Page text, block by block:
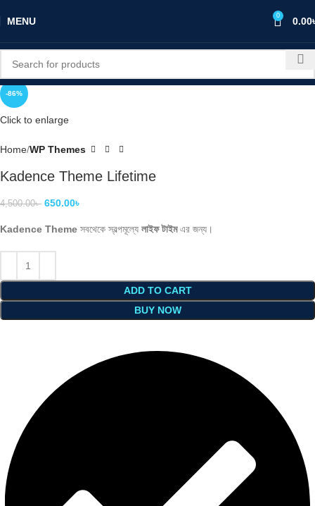
MENU 0 0.00
-86%
Click to enlarge
Home WP Themes
Kadence Theme Lifetime
4,500.00৳ 650.00৳
Kadence Theme সবথেকে স্বল্পমূল্যে লাইফ টাইমএর জন্য।
ADD TO CART
BUY NOW